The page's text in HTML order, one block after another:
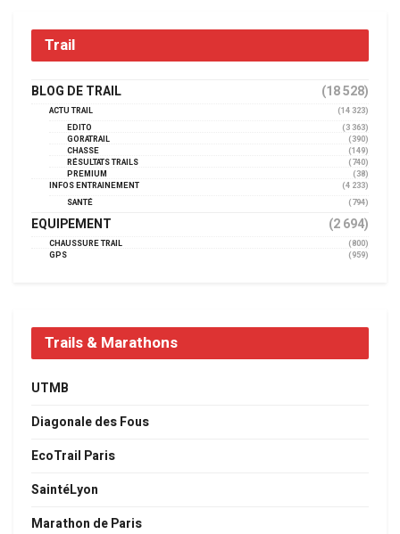
Trail
BLOG DE TRAIL (18 528)
ACTU TRAIL
(14 323)
EDITO
(3 363)
GORATRAIL
(390)
CHASSE
(149)
RÉSULTATS TRAILS
(740)
PREMIUM
(38)
INFOS ENTRAINEMENT
(4 233)
SANTÉ
(794)
EQUIPEMENT (2 694)
CHAUSSURE TRAIL
(800)
GPS
(959)
Trails & Marathons
UTMB
Diagonale des Fous
EcoTrail Paris
SaintéLyon
Marathon de Paris